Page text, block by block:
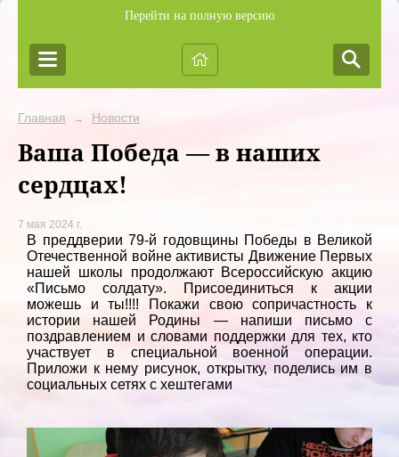
Перейти на полную версию
Главная → Новости
Ваша Победа — в наших
сердцах!
7 мая 2024 г.
В преддверии 79-й годовщины Победы в Великой
Отечественной войне активисты Движение Первых
нашей школы продолжают Всероссийскую акцию
«Письмо солдату». Присоединиться к акции
можешь и ты!!!! Покажи свою сопричастность к
истории нашей Родины — напиши письмо с
поздравлением и словами поддержки для тех, кто
участвует в специальной военной операции.
Приложи к нему рисунок, открытку, поделись им в
социальных сетях с хештегами